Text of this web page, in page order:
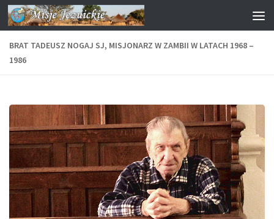
Przejdź do treści
BRAT TADEUSZ NOGAJ SJ, MISJONARZ W ZAMBII W LATACH 1968 –
1986